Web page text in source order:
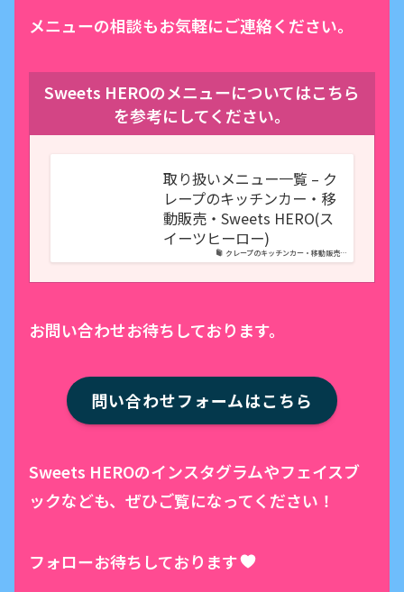
メニューの相談もお気軽にご連絡ください。
Sweets HEROのメニューについてはこちら
を参考にしてください。
クレープのキッチンカー・移動販売…
取り扱いメニュー一覧 – ク
レープのキッチンカー・移
動販売・Sweets HERO(ス
イーツヒーロー)
お問い合わせお待ちしております。
問い合わせフォームはこちら
Sweets HEROのインスタグラムやフェイスブ
ックなども、ぜひご覧になってください！
フォローお待ちしております